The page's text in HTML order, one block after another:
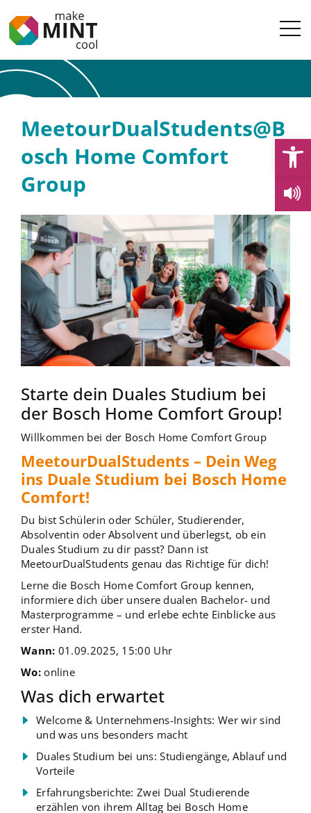
MeetourDualStudents@B
osch Home Comfort
Group
Starte dein Duales Studium bei
der Bosch Home Comfort Group!
Willkommen bei der Bosch Home Comfort Group
MeetourDualStudents – Dein Weg
ins Duale Studium bei Bosch Home
Comfort!
Du bist Schülerin oder Schüler, Studierender,
Absolventin oder Absolvent und überlegst, ob ein
Duales Studium zu dir passt? Dann ist
MeetourDualStudents genau das Richtige für dich!
Lerne die Bosch Home Comfort Group kennen,
informiere dich über unsere dualen Bachelor- und
Masterprogramme – und erlebe echte Einblicke aus
erster Hand.
Wann: 01.09.2025, 15:00 Uhr
Wo:online
Was dich erwartet
Welcome & Unternehmens-Insights: Wer wir sind
und was uns besonders macht
Duales Studium bei uns: Studiengänge, Ablauf und
Vorteile
Erfahrungsberichte: Zwei Dual Studierende
erzählen von ihrem Alltag bei Bosch Home